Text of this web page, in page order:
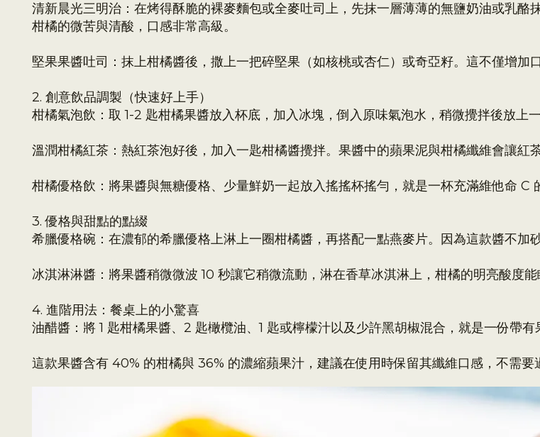
清新晨光三明治：在烤得酥脆的裸麥麵包或全麥吐司上，先抹一層薄薄的無鹽奶油或乳
柑橘的微苦與清酸，口感非常高級。
堅果果醬吐司：抹上柑橘醬後，撒上一把碎堅果（如核桃或杏仁）或奇亞籽。這不僅增加
2. 創意飲品調製（快速好上手）
柑橘氣泡飲：取 1-2 匙柑橘果醬放入杯底，加入冰塊，倒入原味氣泡水，稍微攪拌後放上
溫潤柑橘紅茶：熱紅茶泡好後，加入一匙柑橘醬攪拌。果醬中的蘋果泥與柑橘纖維會讓紅
柑橘優格飲：將果醬與無糖優格、少量鮮奶一起放入搖搖杯搖勻，就是一杯充滿維他命 C
3. 優格與甜點的點綴
希臘優格碗：在濃郁的希臘優格上淋上一圈柑橘醬，再搭配一點燕麥片。因為這款醬不加
冰淇淋淋醬：將果醬稍微微波 10 秒讓它稍微流動，淋在香草冰淇淋上，柑橘的明亮酸度能
4. 進階用法：餐桌上的小驚喜
油醋醬：將 1 匙柑橘果醬、2 匙橄欖油、1 匙或檸檬汁以及少許黑胡椒混合，就是一份帶
這款果醬含有 40% 的柑橘與 36% 的濃縮蘋果汁，建議在使用時保留其纖維口感，不需要